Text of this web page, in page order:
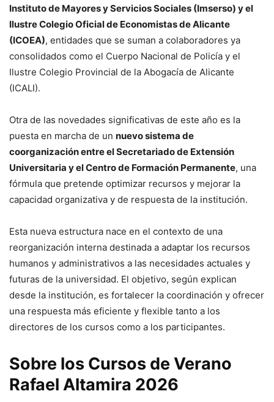
Instituto de Mayores y Servicios Sociales (Imserso) y el
Ilustre Colegio Oficial de Economistas de Alicante
(ICOEA), entidades que se suman a colaboradores ya
consolidados como el Cuerpo Nacional de Policía y el
Ilustre Colegio Provincial de la Abogacía de Alicante
(ICALI).
Otra de las novedades significativas de este año es la
puesta en marcha de un nuevo sistema de
coorganización entre el Secretariado de Extensión
Universitaria y el Centro de Formación Permanente, una
fórmula que pretende optimizar recursos y mejorar la
capacidad organizativa y de respuesta de la institución.
Esta nueva estructura nace en el contexto de una
reorganización interna destinada a adaptar los recursos
humanos y administrativos a las necesidades actuales y
futuras de la universidad. El objetivo, según explican
desde la institución, es fortalecer la coordinación y ofrecer
una respuesta más eficiente y flexible tanto a los
directores de los cursos como a los participantes.
Sobre los Cursos de Verano
Rafael Altamira 2026